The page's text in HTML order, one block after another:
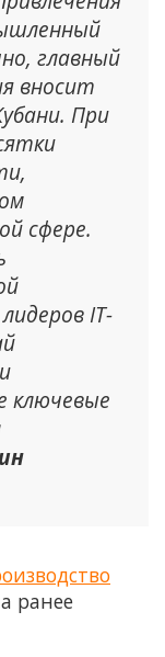
главный
вносит
При
сфере.
IT-
ключевые
ранее